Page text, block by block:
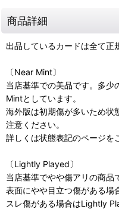
商品詳細
出品しているカードは全て正
〔Near Mint〕
当店基準での美品です。多
Mintとしています。
海外版は初期傷が多いため状
注意ください。
詳しくは状態表記のページを
〔Lightly Played〕
当店基準でやや傷アリの商品
表面にやや目立つ傷がある場
スレ傷がある場合はLightly